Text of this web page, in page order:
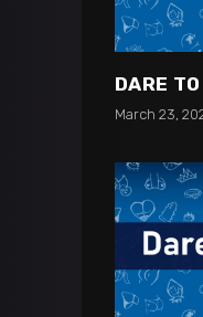
DARE
March 23,